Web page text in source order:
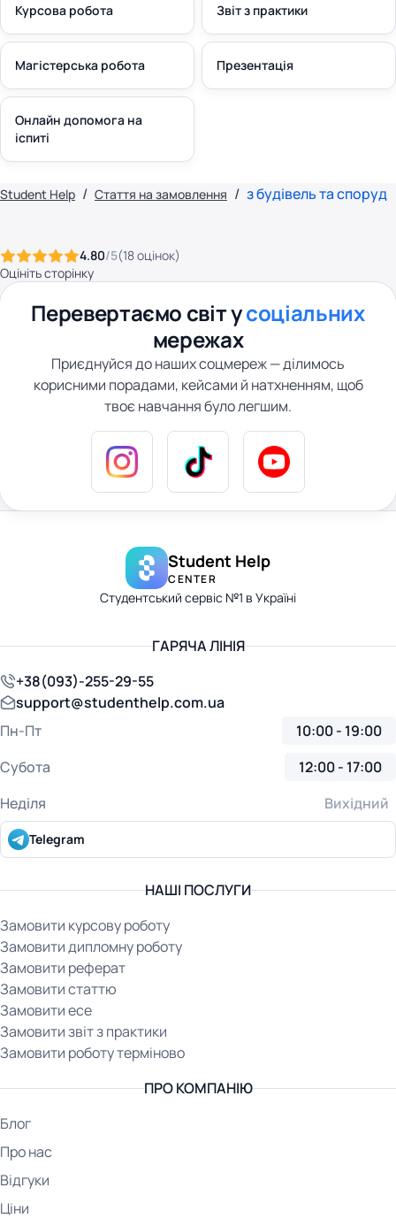
Курсова робота Звіт з практики
Магістерська робота Презентація
Онлайн допомога на
іспиті
Student Help Стаття на замовлення з будівель та споруд
4.80/5(18оцінок)
Оцініть сторінку
Перевертаємо світ усоціальних
мережах
Приєднуйся до наших соцмереж — ділимось
корисними порадами, кейсами й натхненням, щоб
твоє навчання було легшим.
Student Help
CENTER
Студентський сервіс №1 в Україні
НАШІ ПОСЛУГИ
Замовити курсову роботу
Замовити дипломну роботу
Замовити реферат
Замовити статтю
Замовити есе
Замовити звіт з практики
Замовити роботу терміново
ПРО КОМПАНІЮ
Блог
Про нас
Відгуки
Ціни
ГАРЯЧА ЛІНІЯ
+38(093)-255-29-55
support@studenthelp.com.ua
Пн-Пт
10:00 - 19:00
Субота
12:00 - 17:00
Неділя
Вихідний
Telegram